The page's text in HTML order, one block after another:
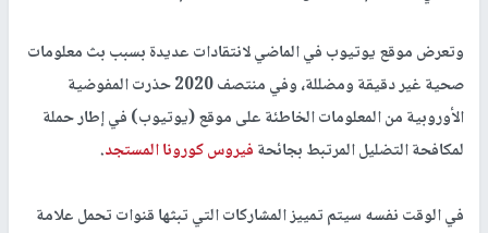
وتعرض موقع يوتيوب في الماضي لانتقادات عديدة بسبب بث معلومات
صحية غير دقيقة ومضللة، وفي منتصف 2020 حذرت المفوضية
الأوروبية من المعلومات الخاطئة على موقع (يوتيوب) في إطار حملة
لمكافحة التضليل المرتبط بجائحةفيروس كورونا المستجد.
في الوقت نفسه سيتم تمييز المشاركات التي تبثها قنوات تحمل علامة